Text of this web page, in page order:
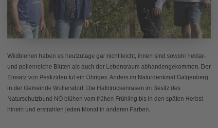
Wildbienen haben es heutzutage gar nicht leicht, ihnen sind sowohl nektar-
und pollenreiche Blüten als auch der Lebensraum abhandengekommen. Der
Einsatz von Pestiziden tut ein Übriges. Anders im Naturdenkmal Galgenberg
in der Gemeinde Wullersdorf. Die Halbtrockenrasen im Besitz des
Naturschutzbund NÖ blühen vom frühen Frühling bis in den späten Herbst
hinein und erstrahlen jeden Monat in anderen Farben.